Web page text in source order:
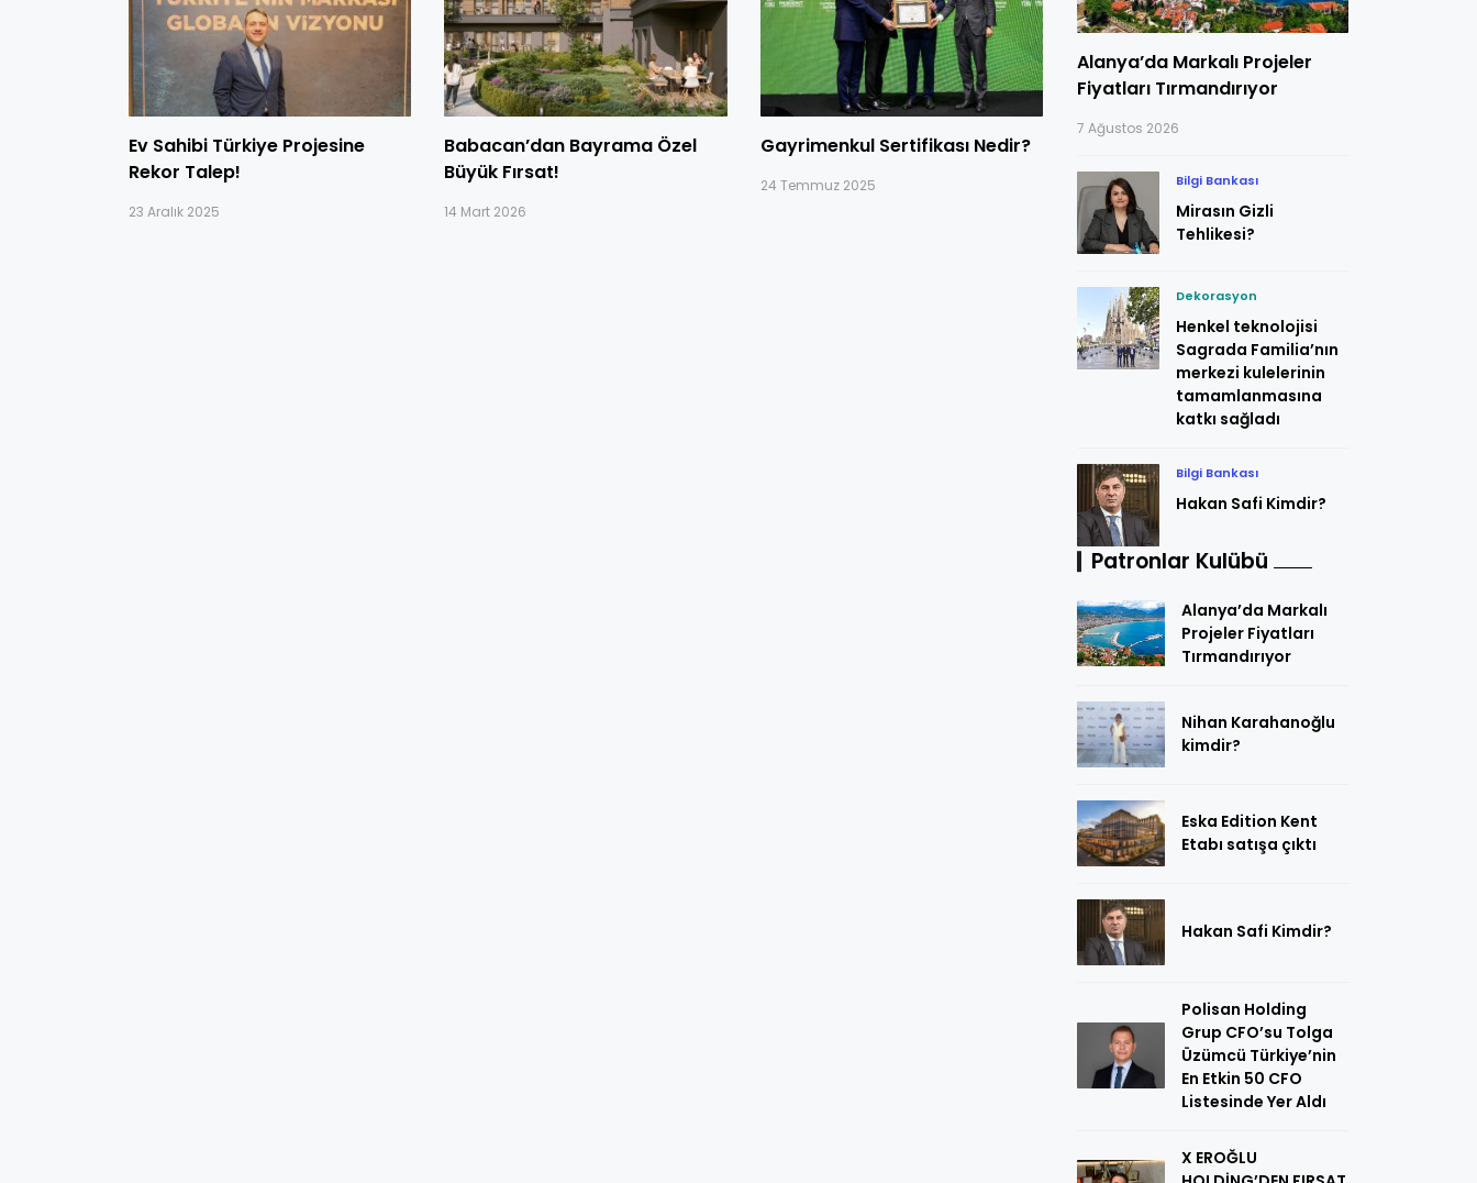
Ev Sahibi Türkiye Projesine
Rekor Talep!
23 Aralık 2025
Babacan’dan Bayrama Özel
Büyük Fırsat!
14 Mart 2026
Gayrimenkul Sertifikası Nedir?
24 Temmuz 2025
Alanya’da Markalı Projeler
Fiyatları Tırmandırıyor
7 Ağustos 2026
Bilgi Bankası
Mirasın Gizli
Tehlikesi?
Dekorasyon
Henkel teknolojisi
Sagrada Familia’nın
merkezi kulelerinin
tamamlanmasına
katkı sağladı
Bilgi Bankası
Hakan Safi Kimdir?
Patronlar Kulübü
Alanya’da Markalı
Projeler Fiyatları
Tırmandırıyor
Nihan Karahanoğlu
kimdir?
Eska Edition Kent
Etabı satışa çıktı
Hakan Safi Kimdir?
Polisan Holding
Grup CFO’su Tolga
Üzümcü Türkiye’nin
En Etkin 50 CFO
Listesinde Yer Aldı
X EROĞLU